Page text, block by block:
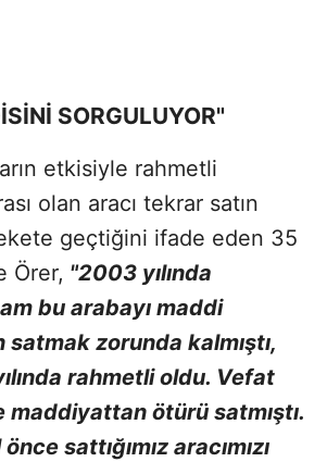
SORGULUYOR"
etkisiyle rahmetli
olan aracı tekrar satın
geçtiğini ifade eden 35
Örer, "2003 yılında
bu arabayı maddi
satmak zorunda kalmıştı,
rahmetli oldu. Vefat
maddiyattan ötürü satmıştı.
sattığımız aracımızı